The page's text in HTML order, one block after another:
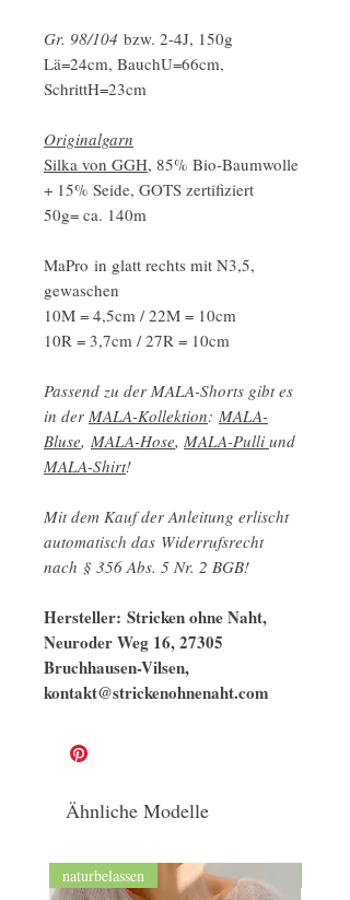
Gr. 98/104 bzw. 2-4J, 150g
Lä=24cm, BauchU=66cm,
SchrittH=23cm
Originalgarn
Silka von GGH, 85% Bio-Baumwolle
+ 15% Seide, GOTS zertifiziert
50g= ca. 140m
MaPro in glatt rechts mit N3,5,
gewaschen
10M = 4,5cm / 22M = 10cm
10R = 3,7cm / 27R = 10cm
Passend zu der MALA-Shorts gibt es
in der MALA-Kollektion: MALA-
Bluse, MALA-Hose, MALA-Pulli und
MALA-Shirt!
Mit dem Kauf der Anleitung erlischt
automatisch das Widerrufsrecht
nach § 356 Abs. 5 Nr. 2 BGB!
Hersteller: Stricken ohne Naht,
Neuroder Weg 16, 27305
Bruchhausen-Vilsen,
kontakt@strickenohnenaht.com
Ähnliche Modelle
naturbelassen